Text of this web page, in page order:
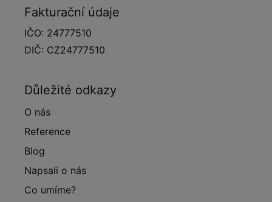
Fakturační údaje
IČO: 24777510
DIČ: CZ24777510
Důležité odkazy
O nás
Reference
Blog
Napsali o nás
Co umíme?